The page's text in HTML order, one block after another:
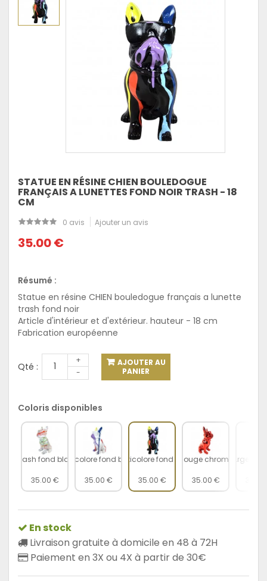
STATUE EN RÉSINE CHIEN BOULEDOGUE
FRANÇAIS A LUNETTES FOND NOIR TRASH - 18
CM
0 avis Ajouter un avis
35.00 €
Résumé :
Statue en résine CHIEN bouledogue français a lunette
trash fond noir
Article d'intérieur et d'extérieur. hauteur - 18 cm
Fabrication européenne
Qté :
+
-
AJOUTER AU
PANIER
Coloris disponibles
Splash fond blanc
35.00 €
Multicolore fond blanc
35.00 €
Multicolore fond noir
35.00 €
Rouge chromé
35.00 €
Argent
En stock
Livraison gratuite à domicile en 48 à 72H
Paiement en 3X ou 4X à partir de 30€